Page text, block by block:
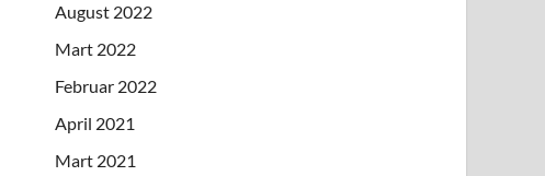
August 2022
Mart 2022
Februar 2022
April 2021
Mart 2021